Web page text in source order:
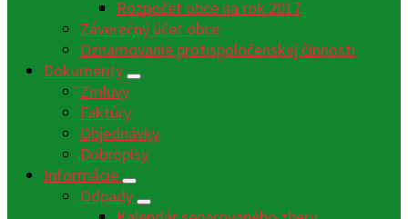
Rozpočet obce na rok 2017
Záverečný účet obce
Oznamovanie protispoločenskej činnosti
Dokumenty
Zmluvy
Faktúry
Objednávky
Dobropisy
Informácie
Odpady